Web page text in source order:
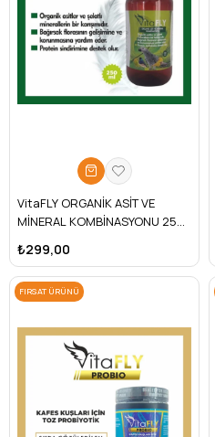
VitaFLY ORGANİK ASİT VE
MİNERAL KOMBİNASYONU 250
₺299,00
FIRSAT ÜRÜNÜ